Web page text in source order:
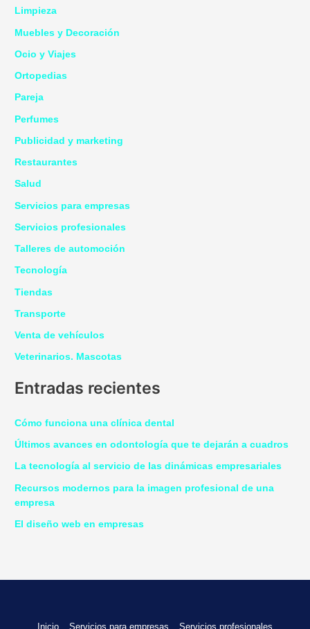
Limpieza
Muebles y Decoración
Ocio y Viajes
Ortopedias
Pareja
Perfumes
Publicidad y marketing
Restaurantes
Salud
Servicios para empresas
Servicios profesionales
Talleres de automoción
Tecnología
Tiendas
Transporte
Venta de vehículos
Veterinarios. Mascotas
Entradas recientes
Cómo funciona una clínica dental
Últimos avances en odontología que te dejarán a cuadros
La tecnología al servicio de las dinámicas empresariales
Recursos modernos para la imagen profesional de una
empresa
El diseño web en empresas
Inicio Servicios para empresas Servicios profesionales